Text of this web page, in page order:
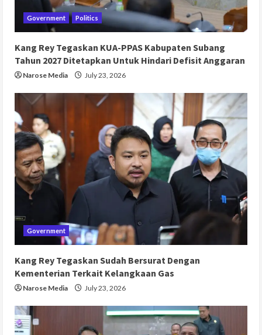
Government Politics
Kang Rey Tegaskan KUA-PPAS Kabupaten Subang
Tahun 2027 Ditetapkan Untuk Hindari Defisit Anggaran
Narose Media July 23, 2026
Government
Kang Rey Tegaskan Sudah Bersurat Dengan
Kementerian Terkait Kelangkaan Gas
Narose Media July 23, 2026